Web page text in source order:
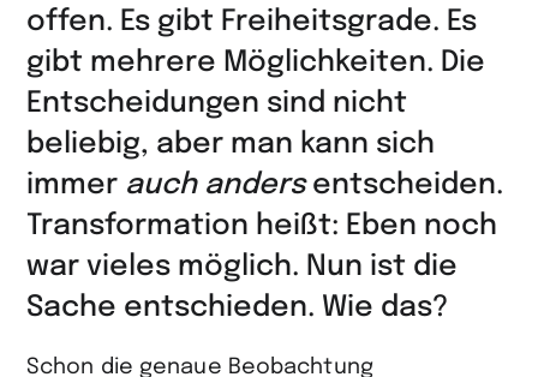
offen. Es gibt Freiheitsgrade. Es
gibt mehrere Möglichkeiten. Die
Entscheidungen sind nicht
beliebig, aber man kann sich
immer auch anders entscheiden.
Transformation heißt: Eben noch
war vieles möglich. Nun ist die
Sache entschieden. Wie das?
Schon die genaue Beobachtung